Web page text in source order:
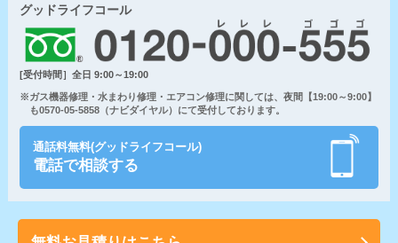
グッドライフコール
[受付時間］全日 9:00～19:00
※ガス機器修理・水まわり修理・エアコン修理に関しては、夜間【19:00～9:00】
も0570-05-5858（ナビダイヤル）にて受付しております。
通話料無料(グッドライフコール)
電話で相談する